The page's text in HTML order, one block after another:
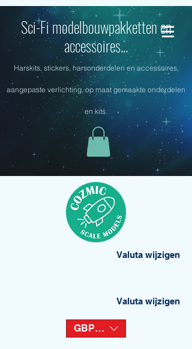
Sci-Fi modelbouwpakketten en
accessoires...
Harskits, stickers, harsonderdelen en accessoires,
aangepaste verlichting, op maat gemaakte onderdelen
en kits.
Valuta wijzigen
Valuta wijzigen
GBP (£)